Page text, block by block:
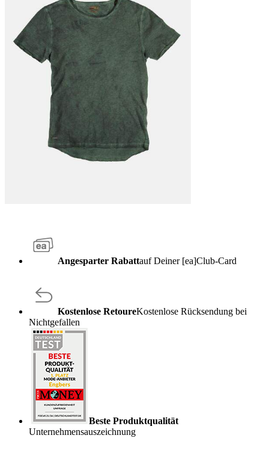
Angesparter Rabattauf Deiner [ea]Club-Card
Kostenlose RetoureKostenlose Rücksendung bei
Nichtgefallen
Beste Produktqualität
Unternehmensauszeichnung